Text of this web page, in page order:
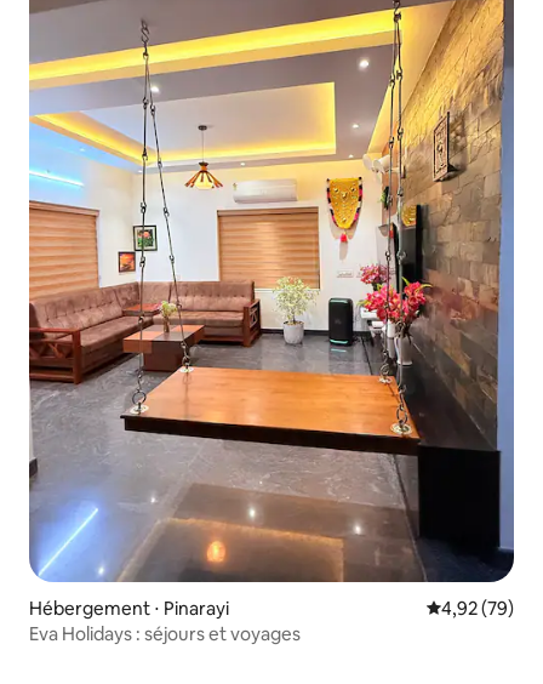
Hébergement ⋅ Pinarayi Évaluation
4,92 (79)
Eva Holidays : séjours et voyages